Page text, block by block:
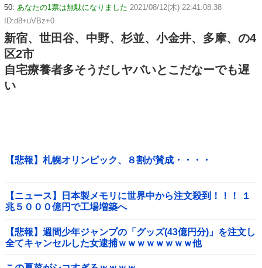
50: あなたの1票は無駄になりました 2021/08/12(木) 22:41:08.38
ID:d8+uVBz+0
新宿、世田谷、中野、杉並、小金井、多摩、の4
区2市
自宅療養者多そうだしヤバいとこだなーでも遅
い
【悲報】札幌オリンピック、８割が賛成・・・・
【ニュース】日本製メモリに世界中から注文殺到！！！ １
兆５０００億円で工場増築へ
【悲報】週間少年ジャンプの「グッズ(43億円分)」を注文し
全てキャンセルした女逮捕ｗｗｗｗｗｗｗｗ他